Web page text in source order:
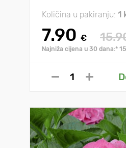
Količina u pakiranju: 1
7.90 €
Najniža cijena u 30 dana:*